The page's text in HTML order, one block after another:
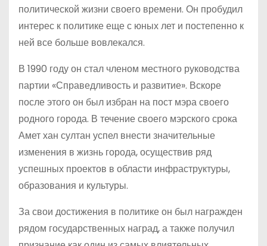
политической жизни своего времени. Он пробудил
интерес к политике еще с юных лет и постепенно к
ней все больше вовлекался.
В 1990 году он стал членом местного руководства
партии «Справедливость и развитие». Вскоре
после этого он был избран на пост мэра своего
родного города. В течение своего мэрского срока
Амет хан султан успел внести значительные
изменения в жизнь города, осуществив ряд
успешных проектов в области инфраструктуры,
образования и культуры.
За свои достижения в политике он был награжден
рядом государственных наград, а также получил